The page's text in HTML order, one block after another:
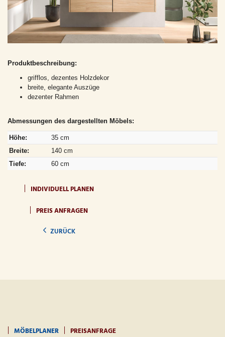
Produktbeschreibung:
grifflos, dezentes Holzdekor
breite, elegante Auszüge
dezenter Rahmen
Abmessungen des dargestellten Möbels:
Höhe:
35 cm
Breite:
140 cm
Tiefe:
60 cm
INDIVIDUELL PLANEN
PREIS ANFRAGEN
ZURÜCK
MÖBELPLANER PREISANFRAGE